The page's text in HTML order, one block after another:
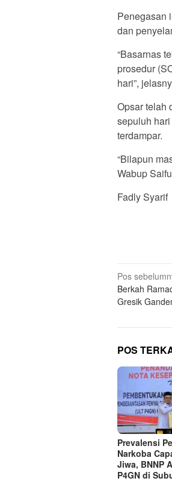
Penegasan
dan
“Basarnas
prosedur
hari”,
Opsar telah
sepuluh
terdampar.
“Bilapun
Wabup
Fadly Syarif
pos
Pos
Berkah
Gresik
POS
Prevalensi
Narkoba
Jiwa, BNNP
P4GN di